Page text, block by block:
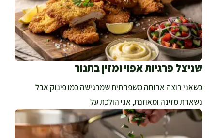
שניצל פרגיות אפוי ומזין בתנור
כשאני רוצה ארוחה משפחתית שמרגישה כמו פינוק אבל
נשארת מזינה ומאוזנת, אני הולכת על